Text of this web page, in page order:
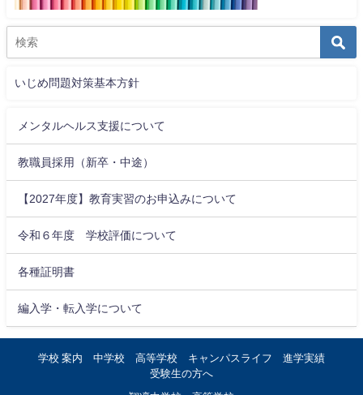
いじめ問題対策基本方針
メンタルヘルス支援について
教職員採用（新卒・中途）
【2027年度】教育実習のお申込みについて
令和６年度 学校評価について
各種証明書
編入学・転入学について
学校 案内 中学校 高等学校 キャンパスライフ
進学実績
受験生の方へ